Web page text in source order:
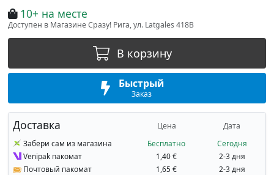
10+ на месте
Доступен в Магазине Сразу! Рига, ул. Latgales 418B
В корзину
Быстрый
Заказ
Доставка Цена Дата
Забери сам из магазина Бесплатно
Сегодня
Venipak пакомат
1,40 €
2-3 дня
Почтовый пакомат
1,65 €
2-3 дня